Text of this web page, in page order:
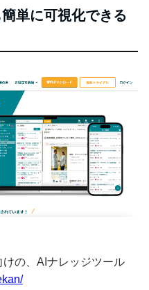
単に可視化できる
けの、AIナレッジツール